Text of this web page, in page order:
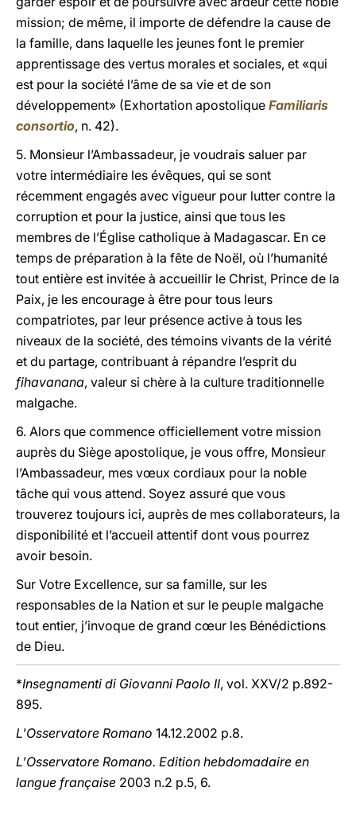
mission; de même, il importe de défendre la cause de
la famille, dans laquelle les jeunes font le premier
apprentissage des vertus morales et sociales, et «qui
est pour la société l’âme de sa vie et de son
développement» (Exhortation apostolique Familiaris
consortio, n. 42).
5. Monsieur l’Ambassadeur, je voudrais saluer par
votre intermédiaire les évêques, qui se sont
récemment engagés avec vigueur pour lutter contre la
corruption et pour la justice, ainsi que tous les
membres de l’Église catholique à Madagascar. En ce
temps de préparation à la fête de Noël, où l’humanité
tout entière est invitée à accueillir le Christ, Prince de la
Paix, je les encourage à être pour tous leurs
compatriotes, par leur présence active à tous les
niveaux de la société, des témoins vivants de la vérité
et du partage, contribuant à répandre l’esprit du
fihavanana, valeur si chère à la culture traditionnelle
malgache.
6. Alors que commence officiellement votre mission
auprès du Siège apostolique, je vous offre, Monsieur
l’Ambassadeur, mes vœux cordiaux pour la noble
tâche qui vous attend. Soyez assuré que vous
trouverez toujours ici, auprès de mes collaborateurs, la
disponibilité et l’accueil attentif dont vous pourrez
avoir besoin.
Sur Votre Excellence, sur sa famille, sur les
responsables de la Nation et sur le peuple malgache
tout entier, j’invoque de grand cœur les Bénédictions
de Dieu.
*Insegnamenti di Giovanni Paolo II, vol. XXV/2 p.892-
895.
L'Osservatore Romano 14.12.2002 p.8.
L'Osservatore Romano. Edition hebdomadaire en
langue française 2003 n.2 p.5, 6.